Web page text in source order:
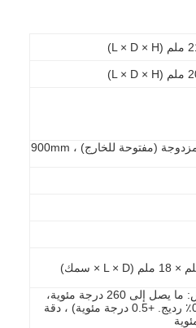
طبقة واحدة ، طبقة مزدوجة (مفتوحة للخارج) ، 900mm
24 قناة، نطاق القياس: ما يصل إلى 260 درجة مئوية،
دقة القياس: ± ((0.05٪ رديج. +0.5 درجة مئوية) ، دقة